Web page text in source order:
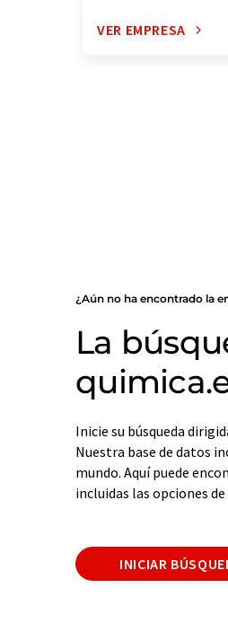
VER EMPRESA
¿Aún no ha encontrado la
La
Inicie su búsqueda
Nuestra base de datos
mundo. Aquí puede
incluidas las opciones
INICIAR